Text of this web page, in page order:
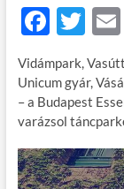
F
e
b
o
o
T
itt
er
Vidámpark,
Unicum gyár,
– a Budapest
varázsol